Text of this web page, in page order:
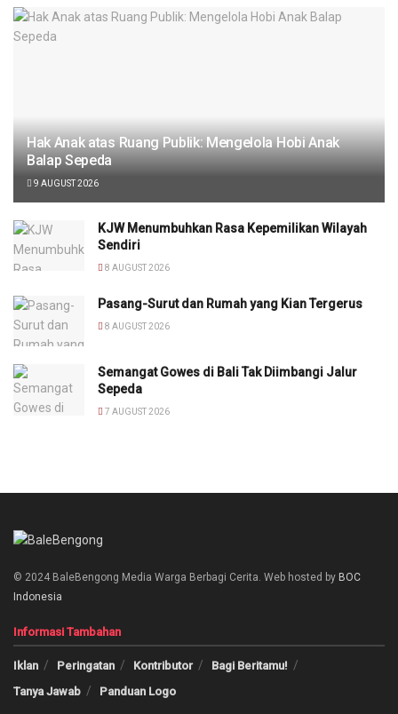
Hak Anak atas Ruang Publik: Mengelola Hobi Anak
Balap Sepeda
9 AUGUST 2026
KJW Menumbuhkan Rasa Kepemilikan Wilayah
Sendiri
8 AUGUST 2026
Pasang-Surut dan Rumah yang Kian Tergerus
8 AUGUST 2026
Semangat Gowes di Bali Tak Diimbangi Jalur
Sepeda
7 AUGUST 2026
© 2024 BaleBengong Media Warga Berbagi Cerita. Web hosted by BOC
Indonesia
Informasi Tambahan
Iklan Peringatan Kontributor
Bagi Beritamu!
Tanya Jawab
Panduan Logo